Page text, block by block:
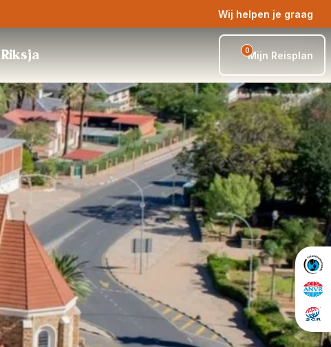
Wij helpen je graag
0Mijn Reisplan